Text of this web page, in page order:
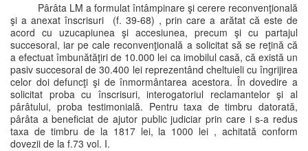
Pârâta LM a formulat întâmpinare şi cerere reconvenţională
şi a anexat înscrisuri (f. 39-68) , prin care a arătat că este de
acord cu uzucapiunea şi accesiunea, precum şi cu partajul
succesoral, iar pe cale reconvenţională a solicitat să se reţină că
a efectuat îmbunătăţiri de 10.000 lei ca imobilul casă, că există un
pasiv succesoral de 30.400 lei reprezentând cheltuieli cu îngrijirea
celor doi defuncţi şi de înmormântarea acestora. În dovedire a
solicitat proba cu înscrisuri, interogatoriul reclamantelor şi al
pârâtului, proba testimonială. Pentru taxa de timbru datorată,
pârâta a beneficiat de ajutor public judiciar prin care i s-a redus
taxa de timbru de la 1817 lei, la 1000 lei , achitată conform
dovezii de la f.73 vol. I.